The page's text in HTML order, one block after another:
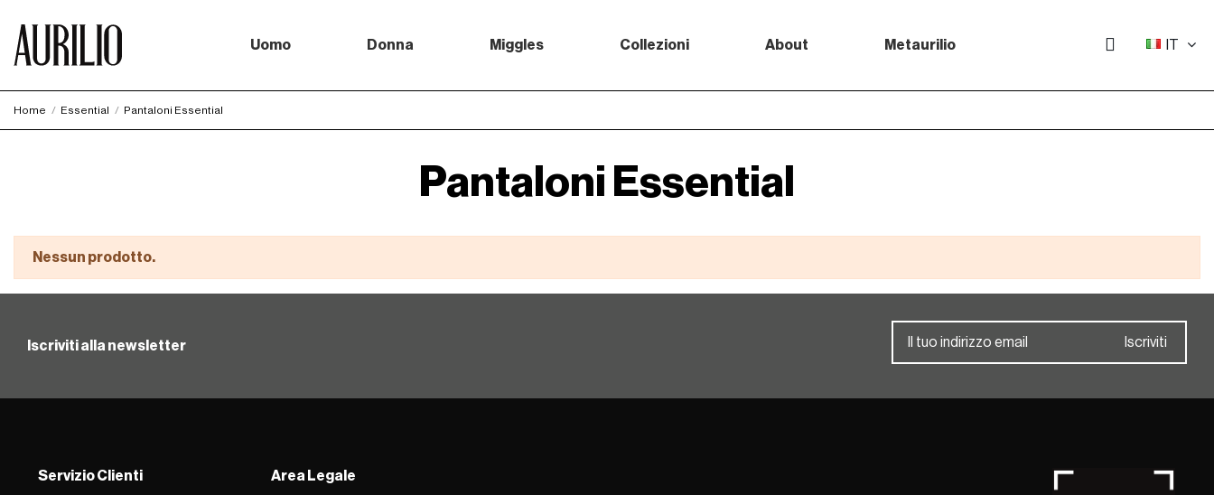
Uomo Donna Miggles Collezioni About Metaurilio IT
Home Essential Pantaloni Essential
Pantaloni Essential
Nessun prodotto.
Iscriviti alla newsletter
Servizio Clienti Area Legale